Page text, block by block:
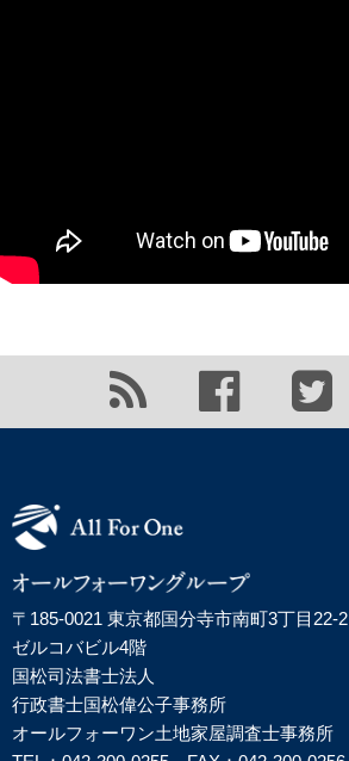
〒185-0021 東京都国分寺市南町3丁目22-2
ゼルコバビル4階
国松司法書士法人
行政書士国松偉公子事務所
オールフォーワン土地家屋調査士事務所